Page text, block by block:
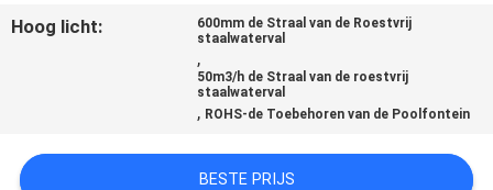
SITEMAP
POLICY
Hoog licht:
600mm de Straal van de Roestvrij
staalwaterval
,
50m3/h de Straal van de roestvrij
staalwaterval
, ROHS-de Toebehoren van de Poolfontein
BESTE PRIJS